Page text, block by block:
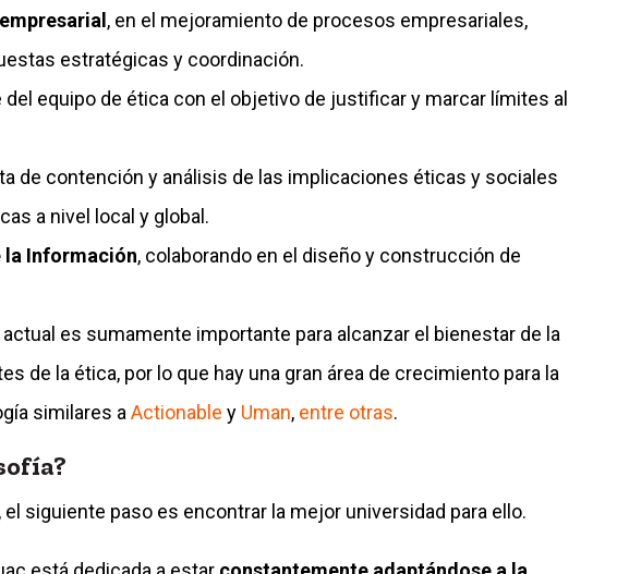
, en el mejoramiento de procesos empresariales,
estratégicas y coordinación.
del equipo de ética con el objetivo de justificar y marcar límites al
de contención y análisis de las implicaciones éticas y sociales
a nivel local y global.
la Información, colaborando en el diseño y construcción de
es sumamente importante para alcanzar el bienestar de la
de la ética, por lo que hay una gran área de crecimiento para la
similares a Actionable y Uman, entre otras.
siguiente paso es encontrar la mejor universidad para ello.